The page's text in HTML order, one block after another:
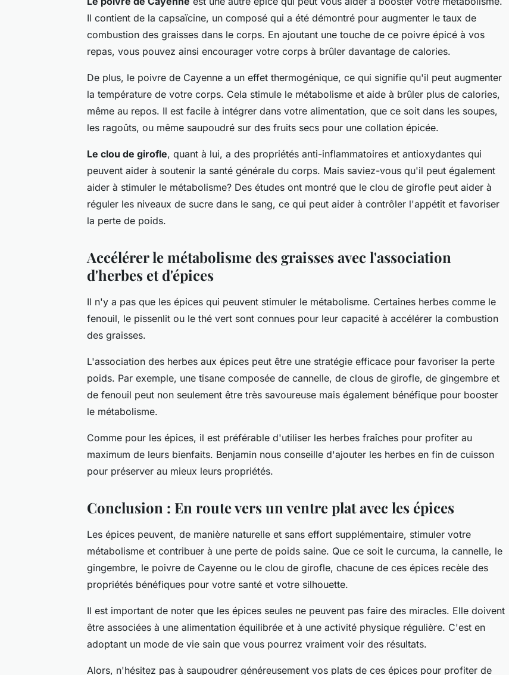
Il contient de la capsaïcine, un composé qui a été démontré pour augmenter le taux de
combustion des graisses dans le corps. En ajoutant une touche de ce poivre épicé à vos
repas, vous pouvez ainsi encourager votre corps à brûler davantage de calories.
De plus, le poivre de Cayenne a un effet thermogénique, ce qui signifie qu'il peut augmenter
la température de votre corps. Cela stimule le métabolisme et aide à brûler plus de calories,
même au repos. Il est facile à intégrer dans votre alimentation, que ce soit dans les soupes,
les ragoûts, ou même saupoudré sur des fruits secs pour une collation épicée.
Le clou de girofle, quant à lui, a des propriétés anti-inflammatoires et antioxydantes qui
peuvent aider à soutenir la santé générale du corps. Mais saviez-vous qu'il peut également
aider à stimuler le métabolisme? Des études ont montré que le clou de girofle peut aider à
réguler les niveaux de sucre dans le sang, ce qui peut aider à contrôler l'appétit et favoriser
la perte de poids.
Accélérer le métabolisme des graisses avec l'association
d'herbes et d'épices
Il n'y a pas que les épices qui peuvent stimuler le métabolisme. Certaines herbes comme le
fenouil, le pissenlit ou le thé vert sont connues pour leur capacité à accélérer la combustion
des graisses.
L'association des herbes aux épices peut être une stratégie efficace pour favoriser la perte
poids. Par exemple, une tisane composée de cannelle, de clous de girofle, de gingembre et
de fenouil peut non seulement être très savoureuse mais également bénéfique pour booster
le métabolisme.
Comme pour les épices, il est préférable d'utiliser les herbes fraîches pour profiter au
maximum de leurs bienfaits. Benjamin nous conseille d'ajouter les herbes en fin de cuisson
pour préserver au mieux leurs propriétés.
Conclusion : En route vers un ventre plat avec les épices
Les épices peuvent, de manière naturelle et sans effort supplémentaire, stimuler votre
métabolisme et contribuer à une perte de poids saine. Que ce soit le curcuma, la cannelle, le
gingembre, le poivre de Cayenne ou le clou de girofle, chacune de ces épices recèle des
propriétés bénéfiques pour votre santé et votre silhouette.
Il est important de noter que les épices seules ne peuvent pas faire des miracles. Elle doivent
être associées à une alimentation équilibrée et à une activité physique régulière. C'est en
adoptant un mode de vie sain que vous pourrez vraiment voir des résultats.
Alors, n'hésitez pas à saupoudrer généreusement vos plats de ces épices pour profiter de